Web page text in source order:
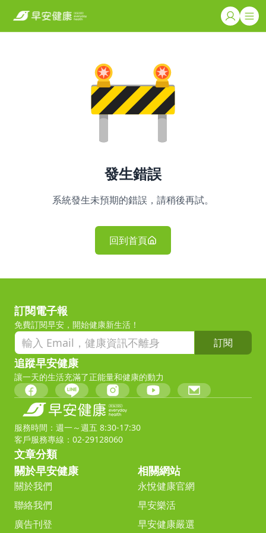
發生錯誤
系統發生未預期的錯誤，請稍後再試。
回到首頁
訂閱電子報
免費訂閱早安，開始健康新生活！
訂閱
追蹤早安健康
讓一天的生活充滿了正能量和健康的動力
服務時間：週一～週五 8:30-17:30
客戶服務專線：02-29128060
文章分類
關於早安健康
關於我們
聯絡我們
廣告刊登
相關網站
永悅健康官網
早安樂活
早安健康嚴選